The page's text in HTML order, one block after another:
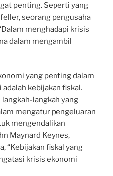
penting. Seperti yang
seorang pengusaha
menghadapi krisis
dalam mengambil
yang penting dalam
kebijakan fiskal.
langkah yang
mengatur pengeluaran
mengendalikan
Maynard Keynes,
“Kebijakan fiskal yang
krisis ekonomi